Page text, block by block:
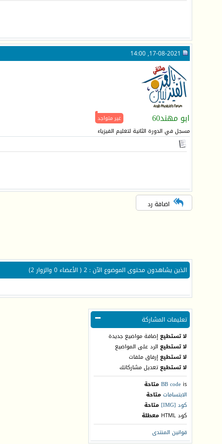
ابو مهند60 غير متواجد
مسجل في الدورة الثانية لتعليم الفيزياء
اضافة رد
الذين يشاهدون محتوى الموضوع الآن : 2 ( الأعضاء 0 والزوار 2)
تعليمات المشاركة
لا تستطيعإضافة مواضيع جديدة
لا تستطيع الرد على المواضيع
لا تستطيعإرفاق ملفات
لا تستطيعتعديل مشاركاتك
BB code is
متاحة
الابتساماتمتاحة
كود [IMG]
متاحة
كود HTML
معطلة
قوانين المنتدى